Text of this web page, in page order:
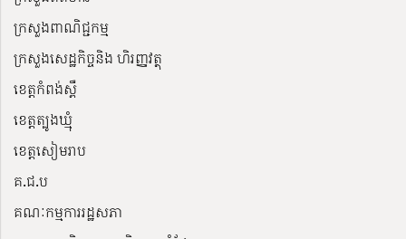
ក្រសួងពាណិជ្ជកម្ម
ក្រសួងសេដ្ឋកិច្ចនិង ហិរញ្ញវត្ថុ
ខេត្តកំពង់ស្ពឺ
ខេត្តត្បូងឃ្មុំ
ខេត្តសៀមរាប
គ.ជ.ប
គណៈកម្មការរដ្ឋសភា